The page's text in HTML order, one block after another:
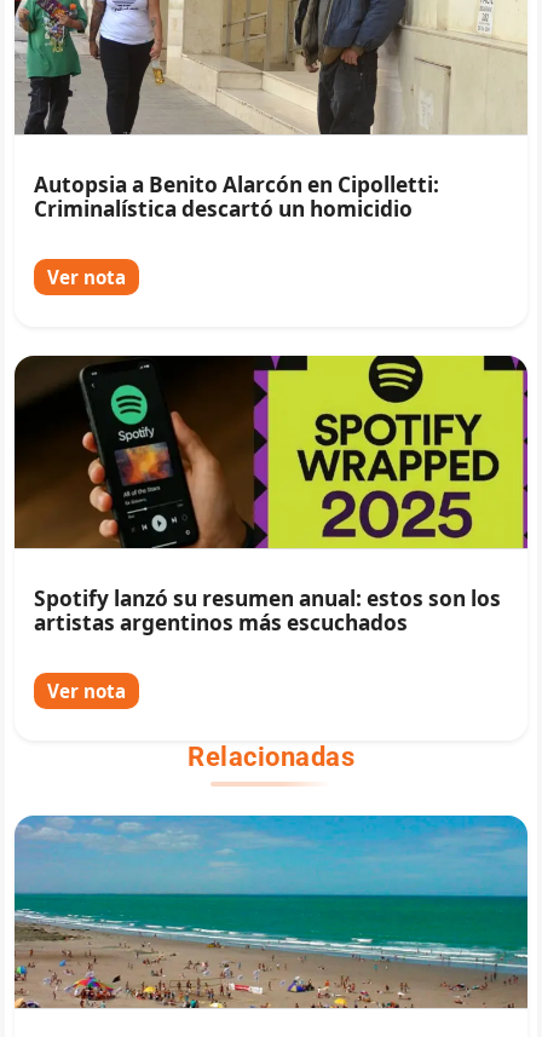
Autopsia a Benito Alarcón en Cipolletti:
Criminalística descartó un homicidio
Ver nota
Spotify lanzó su resumen anual: estos son los
artistas argentinos más escuchados
Ver nota
Relacionadas